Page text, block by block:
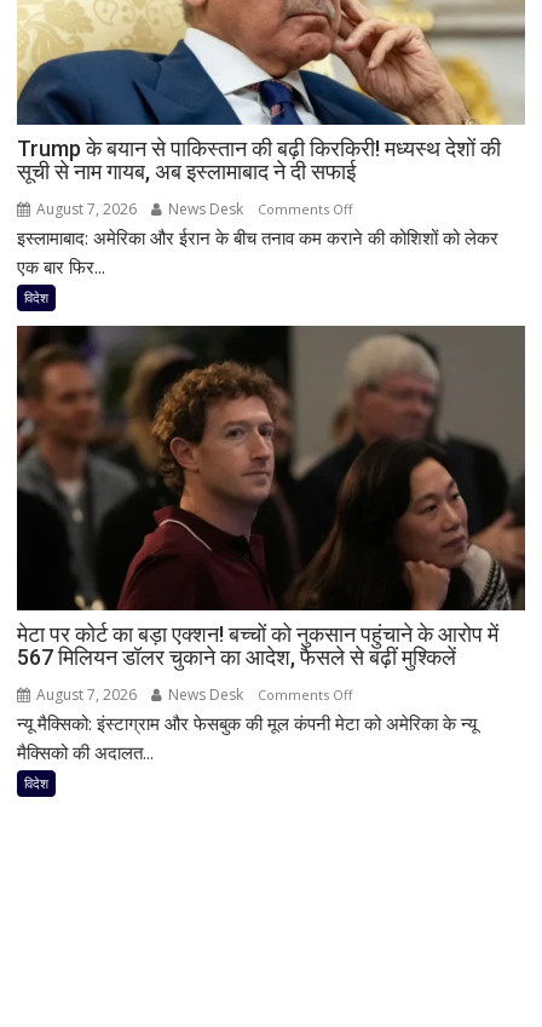
शिक्षक
समेत
4
की
मौत,
कई
घायल
Trump के बयान से पाकिस्तान की बढ़ी किरकिरी! मध्यस्थ देशों की
सूची से नाम गायब, अब इस्लामाबाद ने दी सफाई
August 7, 2026 News Desk Comments Offon
Trump
पाकिस्तान
बढ़ी
मध्यस्थ
देशों
की
गायब,
अब
इस्लामाबाद
ने
दी
इस्लामाबाद: अमेरिका और ईरान के बीच तनाव कम कराने की कोशिशों को लेकर
एक बार फिर...
विदेश
मेटा पर कोर्ट का बड़ा एक्शन! बच्चों को नुकसान पहुंचाने के आरोप में
567 मिलियन डॉलर चुकाने का आदेश, फैसले से बढ़ीं मुश्किलें
August 7, 2026 News Desk Comments Offon
मेटा
न्यू मैक्सिको: इंस्टाग्राम और फेसबुक की मूल कंपनी मेटा को अमेरिका के न्यू
मैक्सिको की अदालत...
विदेश